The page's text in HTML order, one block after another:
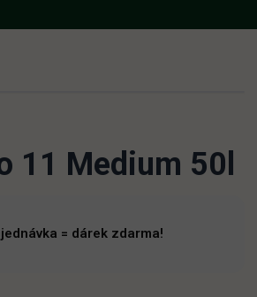
11 Medium 50l
= dárek zdarma!